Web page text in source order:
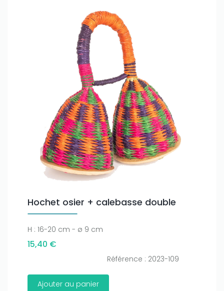
Hochet osier + calebasse double
H : 16-20 cm - ø 9 cm
15,40 €
Référence : 2023-109
Ajouter au panier